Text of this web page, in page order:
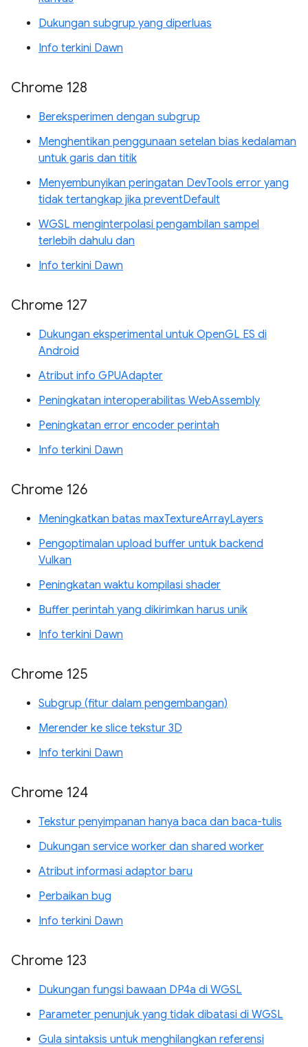
Dukungan subgrup yang diperluas
Info terkini Dawn
Chrome 128
Bereksperimen dengan subgrup
Menghentikan penggunaan setelan bias kedalaman
untuk garis dan titik
Menyembunyikan peringatan DevTools error yang
tidak tertangkap jika preventDefault
WGSL menginterpolasi pengambilan sampel
terlebih dahulu dan
Info terkini Dawn
Chrome 127
Dukungan eksperimental untuk OpenGL ES di
Android
Atribut info GPUAdapter
Peningkatan interoperabilitas WebAssembly
Peningkatan error encoder perintah
Info terkini Dawn
Chrome 126
Meningkatkan batas maxTextureArrayLayers
Pengoptimalan upload buffer untuk backend
Vulkan
Peningkatan waktu kompilasi shader
Buffer perintah yang dikirimkan harus unik
Info terkini Dawn
Chrome 125
Subgrup (fitur dalam pengembangan)
Merender ke slice tekstur 3D
Info terkini Dawn
Chrome 124
Tekstur penyimpanan hanya baca dan baca-tulis
Dukungan service worker dan shared worker
Atribut informasi adaptor baru
Perbaikan bug
Info terkini Dawn
Chrome 123
Dukungan fungsi bawaan DP4a di WGSL
Parameter penunjuk yang tidak dibatasi di WGSL
Gula sintaksis untuk menghilangkan referensi